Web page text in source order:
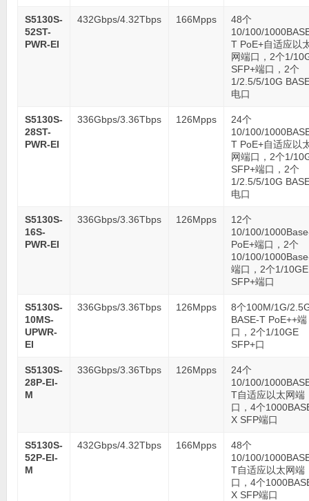
S5130S-
52ST-
PWR-EI
432Gbps/4.32Tbps 166Mpps
48个
10/100/
T PoE+自适应以
网端口，2个1/
SFP+端口，2个
1/2.5/5/10G
电口
S5130S-
28ST-
PWR-EI
336Gbps/3.36Tbps 126Mpps
24个
10/100/
T PoE+自适应以
网端口，2个1/
SFP+端口，2个
1/2.5/5/10G
电口
S5130S-
16S-
PWR-EI
336Gbps/3.36Tbps 126Mpps
12个
10/100/
PoE+端口，2个
10/100/
端口，2个1/10GE
SFP+端口
S5130S-
10MS-
UPWR-
EI
336Gbps/3.36Tbps 126Mpps
8个100M/1G/
BASE-T PoE++端
口，2个1/10GE
SFP+口
S5130S-
28P-EI-
M
336Gbps/3.36Tbps 126Mpps
24个
10/100/
T自适应以太网端
口，4个
X SFP端口
S5130S-
52P-EI-
M
432Gbps/4.32Tbps 166Mpps
48个
10/100/
T自适应以太网端
口，4个
X SFP端口